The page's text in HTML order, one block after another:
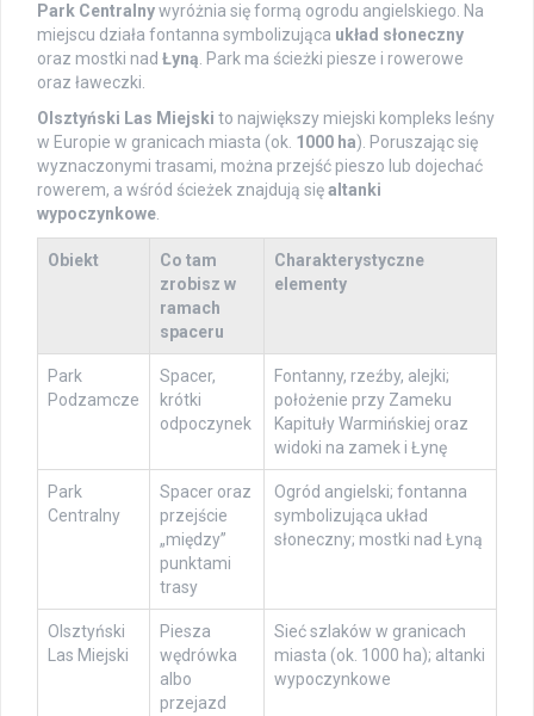
Park Centralnywyróżnia się formą ogrodu angielskiego. Na
miejscu działa fontanna symbolizująca układ słoneczny
oraz mostki nad Łyną . Park ma ścieżki piesze i rowerowe
oraz ławeczki.
Olsztyński Las Miejski to największy miejski kompleks leśny
w Europie w granicach miasta (ok. 1000 ha). Poruszając się
wyznaczonymi trasami, można przejść pieszo lub dojechać
rowerem, a wśród ścieżek znajdują sięaltanki
wypoczynkowe
Obiekt
Co tam
zrobisz w
ramach
spaceru
Charakterystyczne
elementy
Park
Podzamcze
Spacer,
krótki
odpoczynek
Fontanny, rzeźby, alejki;
położenie przy Zameku
Kapituły Warmińskiej oraz
widoki na zamek i Łynę
Park
Centralny
Spacer oraz
przejście
„między”
punktami
trasy
Ogród angielski; fontanna
symbolizująca układ
słoneczny; mostki nad Łyną
Olsztyński
Las Miejski
Piesza
wędrówka
albo
przejazd
Sieć szlaków w granicach
miasta (ok. 1000 ha); altanki
wypoczynkowe